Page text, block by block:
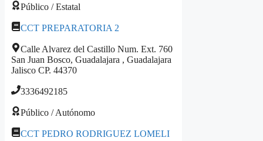
Público / Estatal
CCT PREPARATORIA 2
Calle Alvarez del Castillo Num. Ext. 760
San Juan Bosco, Guadalajara , Guadalajara
Jalisco CP. 44370
3336492185
Público / Autónomo
CCT PEDRO RODRIGUEZ LOMELI